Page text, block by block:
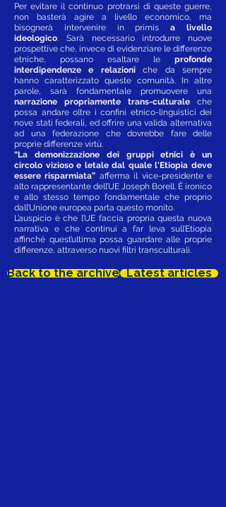
Per evitare il continuo protrarsi di queste guerre,
non basterà agire a livello economico, ma
bisognerà intervenire in primisa livello
ideologico. Sarà necessario introdurre nuove
prospettive che, invece di evidenziare le differenze
etniche, possano esaltare le profonde
interdipendenze e relazioniche da sempre
hanno caratterizzato queste comunità. In altre
parole, sarà fondamentale promuovere una
narrazione propriamente trans-culturale che
possa andare oltre i confini etnico-linguistici dei
nove stati federali, ed offrire una valida alternativa
ad una federazione che dovrebbe fare delle
proprie differenze virtù.
“La demonizzazione dei gruppi etnici è un
circolo vizioso e letale dal quale l'Etiopia deve
essere risparmiata” afferma il vice-presidente e
alto rappresentante dell’UE Joseph Borell. È ironico
e allo stesso tempo fondamentale che proprio
dall’Unione europea parta questo monito.
L’auspicio è che l’UE faccia propria questa nuova
narrativa e che continui a far leva sull’Etiopia
affinché quest’ultima possa guardare alle proprie
differenze, attraverso nuovi filtri transculturali.
Back to the archive Latest articles